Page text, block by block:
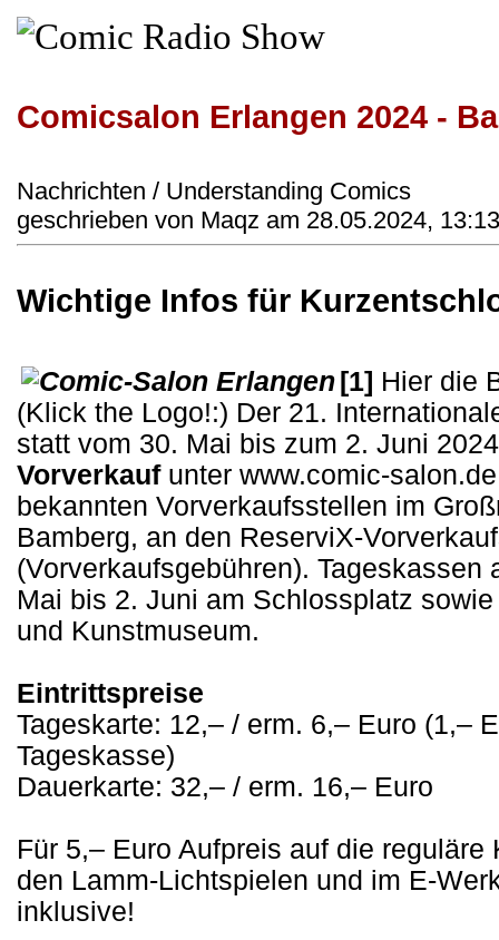
Comicsalon Erlangen 2024 -
Nachrichten / Understanding Comics
geschrieben von Maqz am 28.05.2024,
Wichtige Infos für
[1] Hier die
(Klick the Logo!:) Der 21.
statt vom 30. Mai bis zum 2. Juni
Vorverkaufunter www.comic-
bekannten Vorverkaufsstellen im
Bamberg, an den ReserviX-
(Vorverkaufsgebühren).
Mai bis 2. Juni am Schlossplatz
und Kunstmuseum.
Eintrittspreise
Tageskarte: 12,– / erm. 6,– Euro (1,–
Tageskasse)
Dauerkarte: 32,– / erm. 16,– Euro
Für 5,– Euro Aufpreis auf die
den Lamm-Lichtspielen und im E-
inklusive!